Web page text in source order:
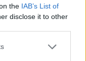
the IAB’s List of
disclose it to other